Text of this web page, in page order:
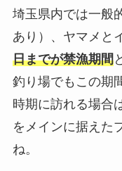
埼玉県内では一般
あり）、ヤマメと
日までが禁漁期間
釣り場でもこの期
時期に訪れる場合
をメインに据えた
ね。